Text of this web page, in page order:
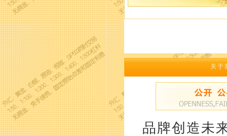
关于
品牌创造未